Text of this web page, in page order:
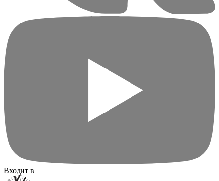
Входит в